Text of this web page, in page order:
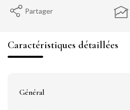
Partager
Caractéristiques détaillées
Général